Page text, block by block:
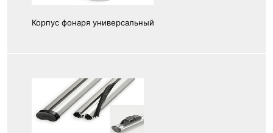
Корпус фонаря универсальный